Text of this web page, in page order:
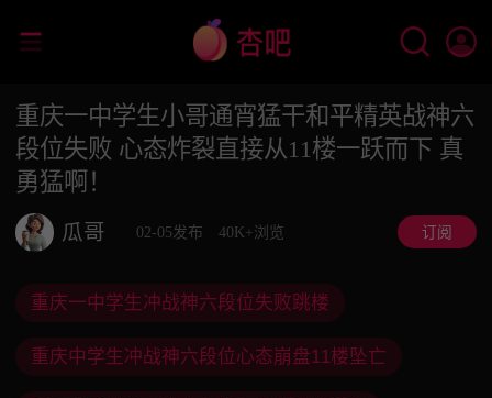
重庆一中学生小哥通宵猛干和平精英战神六
段位失败 心态炸裂直接从11楼一跃而下 真
勇猛啊！
瓜哥 02-05发布 40K+浏览 订阅
重庆一中学生冲战神六段位失败跳楼
重庆中学生冲战神六段位心态崩盘11楼坠亡